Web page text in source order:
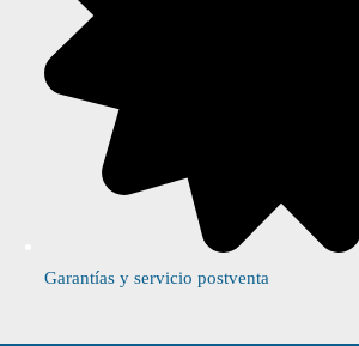
Garantías y servicio postventa